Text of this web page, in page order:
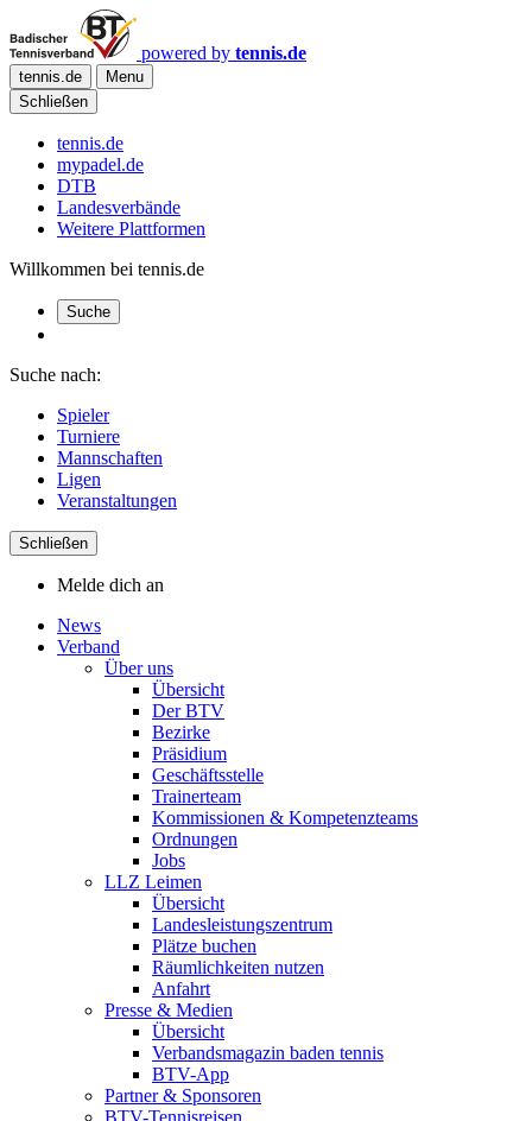
powered by tennis.de
tennis.de
Menu
Schließen
tennis.de
mypadel.de
DTB
Landesverbände
Weitere Plattformen
Willkommen bei tennis.de
Suche
Suche nach:
Spieler
Turniere
Mannschaften
Ligen
Veranstaltungen
Schließen
Melde dich an
News
Verband
Über uns
Übersicht
Der BTV
Bezirke
Präsidium
Geschäftsstelle
Trainerteam
Kommissionen & Kompetenzteams
Ordnungen
Jobs
LLZ Leimen
Übersicht
Landesleistungszentrum
Plätze buchen
Räumlichkeiten nutzen
Anfahrt
Presse & Medien
Übersicht
Verbandsmagazin baden tennis
BTV-App
Partner & Sponsoren
BTV-Tennisreisen